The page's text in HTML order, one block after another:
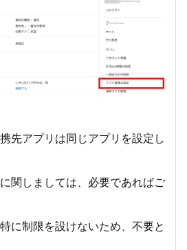
先アプリは同じアプリを設定し
関しましては、必要であればご
に制限を設けないため、不要と